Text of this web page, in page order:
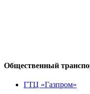
Общественный
ГТЦ «Газпром»